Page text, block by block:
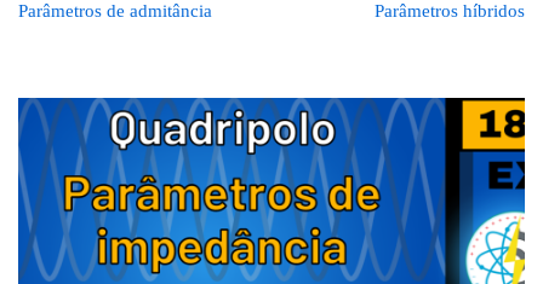
Parâmetros de admitância
Parâmetros híbridos